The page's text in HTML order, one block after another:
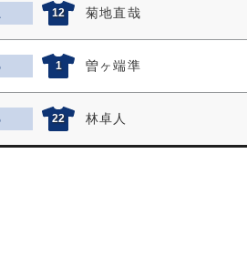
12 菊地直哉
1 曽ヶ端準
22 林卓人